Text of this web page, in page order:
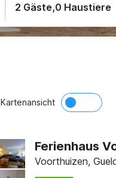
2 Gäste,0 Haustiere
Kartenansicht
Ferienhaus
Voorthuizen,